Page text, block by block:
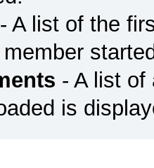
- A list of the
- A list of
is